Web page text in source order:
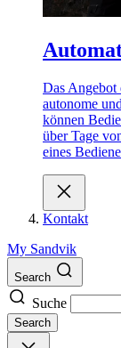
Das
autonome
können
über Tage
eines
Kontakt
My Sandvik
Search
Suche
Search